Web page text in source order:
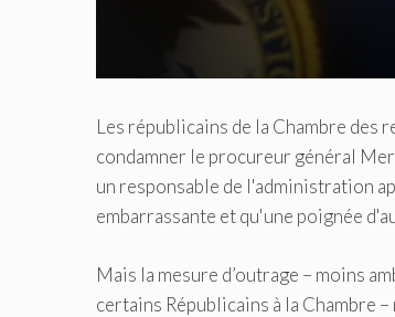
Les républicains de la Chambre
condamner le procureur général
un responsable de l'administration
embarrassante et qu'une poignée
Mais la mesure d’outrage – moins
certains Républicains à la Chambre